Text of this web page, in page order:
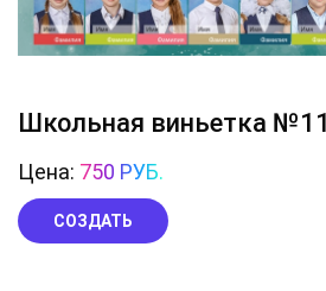
Школьная виньетка №11
Цена: 750 РУБ.
СОЗДАТЬ